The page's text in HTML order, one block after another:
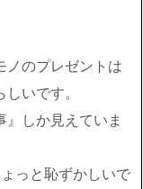
ノのプレゼントは
いです。
しか見えていま
っと恥ずかしいで